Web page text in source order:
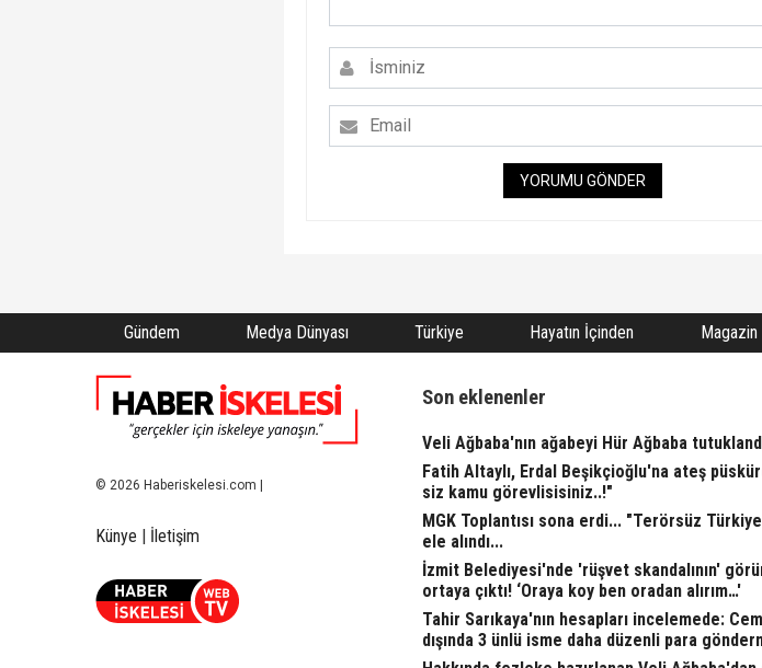
YORUMU GÖNDER
Gündem Medya Dünyası Türkiye Hayatın İçinden Magazin
© 2026 Haberiskelesi.com |
Künye | İletişim
Son eklenenler
Veli Ağbaba'nın ağabeyi Hür Ağbaba
Fatih Altaylı, Erdal Beşikçioğlu'na ateş
siz kamu görevlisisiniz..!"
MGK Toplantısı sona erdi... "Terörsüz
ele alındı...
İzmit Belediyesi'nde 'rüşvet skandalının'
ortaya çıktı! ‘Oraya koy ben oradan alırım…'
Tahir Sarıkaya'nın hesapları incelemede:
dışında 3 ünlü isme daha düzenli para